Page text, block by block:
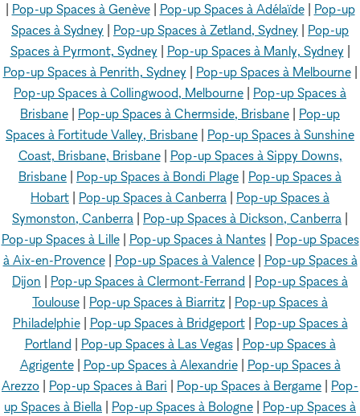
Pop-up Spaces à Genève| Pop-up Spaces à Adélaïde| Pop-up
Spaces à Sydney
Pop-up Spaces à Zetland, Sydney
Pop-up
Spaces à Pyrmont, Sydney
Pop-up Spaces à Manly, Sydney
Pop-up Spaces à Penrith, Sydney
Pop-up Spaces à Melbourne|
Pop-up Spaces à Collingwood, Melbourne
Pop-up Spaces à
Brisbane
Pop-up Spaces à Chermside, Brisbane
Pop-up
Spaces à Fortitude Valley, Brisbane
Pop-up Spaces à Sunshine
Coast, Brisbane, Brisbane| Pop-up Spaces à Sippy Downs,
Brisbane
Pop-up Spaces à Bondi Plage
Pop-up Spaces à
Hobart
Pop-up Spaces à Canberra
Pop-up Spaces à
Symonston, Canberra
Pop-up Spaces à Dickson, Canberra
Pop-up Spaces à Lille| Pop-up Spaces à Nantes| Pop-up Spaces
à Aix-en-Provence| Pop-up Spaces à Valence| Pop-up Spaces à
Dijon
Pop-up Spaces à Clermont-Ferrand
Pop-up Spaces à
Toulouse
Pop-up Spaces à Biarritz
Pop-up Spaces à
Philadelphie| Pop-up Spaces à Bridgeport| Pop-up Spaces à
Portland
Pop-up Spaces à Las Vegas| Pop-up Spaces à
Agrigente| Pop-up Spaces à Alexandrie| Pop-up Spaces à
Arezzo
Pop-up Spaces à Bari Pop-up Spaces à Bergame
Pop-
up Spaces à Biella
Pop-up Spaces à Bologne
Pop-up Spaces à